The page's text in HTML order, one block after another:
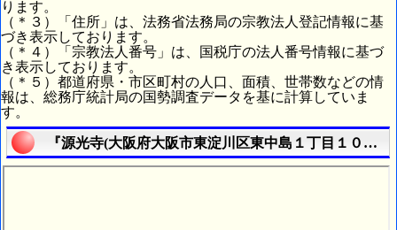
ります。
（＊３）「住所」は、法務省法務局の宗教法人登記情報に基
づき表示しております。
（＊４）「宗教法人番号」は、国税庁の法人番号情報に基づ
き表示しております。
（＊５）都道府県・市区町村の人口、面積、世帯数などの情
報は、総務庁統計局の国勢調査データを基に計算していま
す。
『源光寺(大阪府大阪市東淀川区東中島１丁目１０番